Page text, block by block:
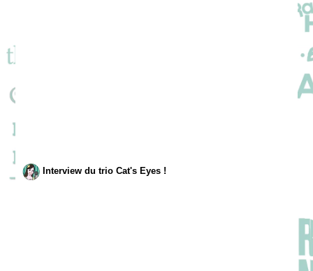
Interview du trio Cat's Eyes !